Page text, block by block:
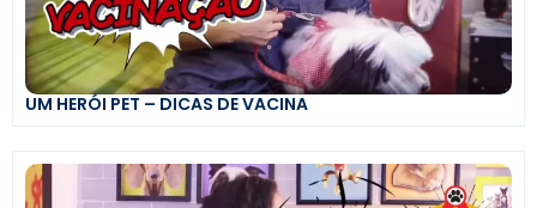
UM HERÓI PET – DICAS DE VACINA